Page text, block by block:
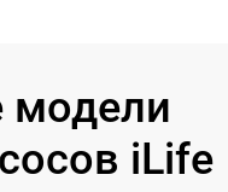
модели
iLife